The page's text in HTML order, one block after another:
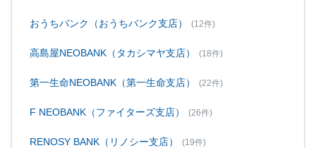
おうちバンク（おうちバンク支店） (12件)
高島屋NEOBANK（タカシマヤ支店） (18件)
第一生命NEOBANK（第一生命支店） (22件)
F NEOBANK（ファイターズ支店） (26件)
RENOSY BANK（リノシー支店） (19件)